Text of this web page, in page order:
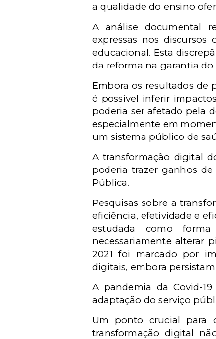
a qualidade do ensino
A análise documental
expressas nos
educacional. Esta
da reforma na garantia
Embora os resultados de
é possível inferir
poderia ser afetado pela
especialmente em
um sistema público de
A transformação digital
poderia trazer ganhos
Pública.
Pesquisas sobre a
eficiência, efetividade e
estudada como
necessariamente alterar
2021 foi marcado por
digitais, embora
A pandemia da Covid-
adaptação do serviço
Um ponto crucial para
transformação digital